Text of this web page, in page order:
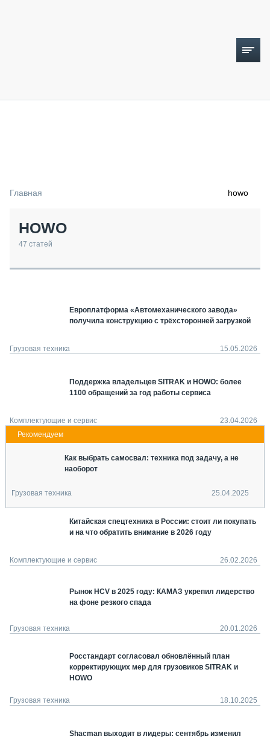
ТЕХНИКА КРУПНЫМ ПЛАНОМ
ИСПЫТАТЕЛИ
МЕРОПРИЯТИЯ
О ПРОЕКТЕ
Главная howo
HOWO
47 статей
Европлатформа «Автомеханического завода»
получила конструкцию с трёхсторонней загрузкой
Грузовая техника 15.05.2026
Поддержка владельцев SITRAK и HOWO: более
1100 обращений за год работы сервиса
Комплектующие и сервис 23.04.2026
Как выбрать самосвал: техника под задачу, а не
наоборот
Грузовая техника 25.04.2025
Китайская спецтехника в России: стоит ли покупать
и на что обратить внимание в 2026 году
Комплектующие и сервис 26.02.2026
Рынок HCV в 2025 году: КАМАЗ укрепил лидерство
на фоне резкого спада
Грузовая техника 20.01.2026
Росстандарт согласовал обновлённый план
корректирующих мер для грузовиков SITRAK и
HOWO
Грузовая техника 18.10.2025
Shacman выходит в лидеры: сентябрь изменил